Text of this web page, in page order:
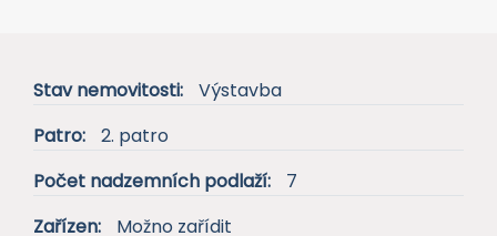
Stav nemovitosti:
Výstavba
Patro:
2. patro
Počet nadzemních podlaží:
7
Zařízen:
Možno zařídit